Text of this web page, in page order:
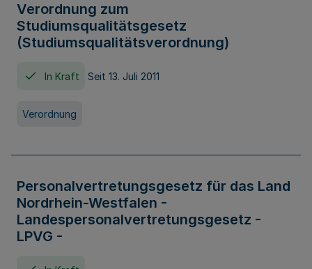
Verordnung zum
Studiumsqualitätsgesetz
(Studiumsqualitätsverordnung)
In Kraft Seit 13. Juli 2011
Verordnung
Personalvertretungsgesetz für das Land
Nordrhein-Westfalen -
Landespersonalvertretungsgesetz -
LPVG -